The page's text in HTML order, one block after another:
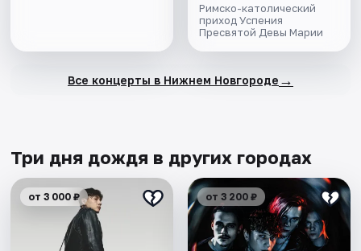
Римско-католический
приход Успения
Пресвятой Девы Марии
Все концерты в Нижнем Новгороде →
Три дня дождя в других городах
от 3 000 ₽ от 3 200 ₽